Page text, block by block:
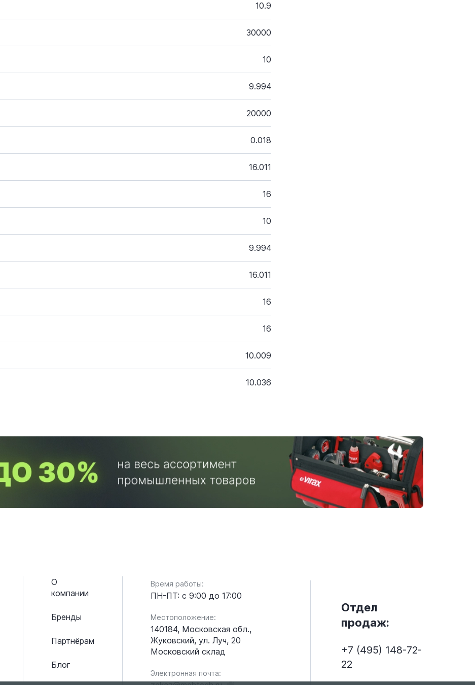
10.9
30000
10
9.994
20000
0.018
16.011
16
10
9.994
16.011
16
16
10.009
10.036
О
компании
Бренды
Партнёрам
Блог
Время работы:
ПН-ПТ: с 9:00 до 17:00
Местоположение:
140184, Московская обл.,
Жуковский, ул. Луч, 20
Московский склад
Электронная почта:
Отдел
продаж:
+7 (495) 148-72-
22